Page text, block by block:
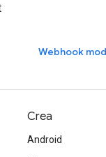
Webhook
Crea
Android